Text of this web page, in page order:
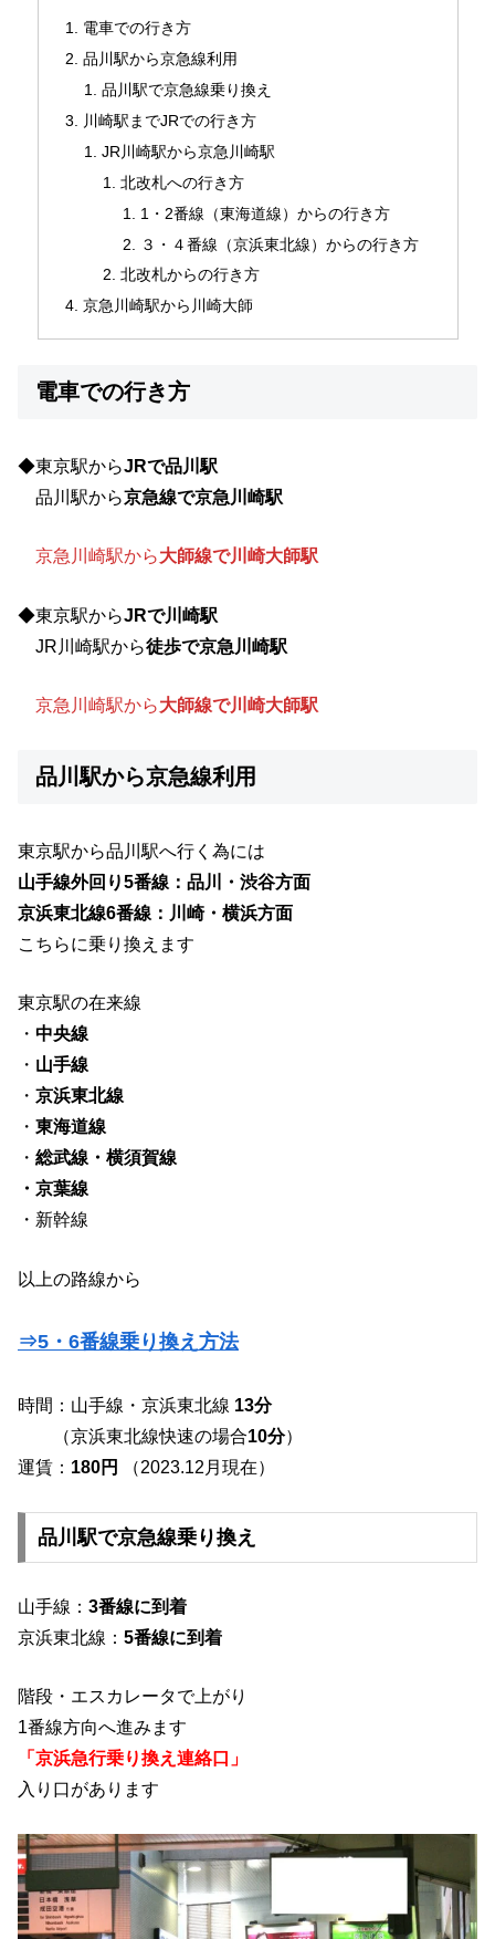
電車での行き方
品川駅から京急線利用
品川駅で京急線乗り換え
川崎駅までJRでの行き方
JR川崎駅から京急川崎駅
北改札への行き方
1・2番線（東海道線）からの行き方
３・４番線（京浜東北線）からの行き方
北改札からの行き方
京急川崎駅から川崎大師
電車での行き方
◆東京駅からJRで品川駅
品川駅から京急線で京急川崎駅
京急川崎駅から大師線で川崎大師駅
◆東京駅からJRで川崎駅
JR川崎駅から徒歩で京急川崎駅
京急川崎駅から大師線で川崎大師駅
品川駅から京急線利用
東京駅から品川駅へ行く為には
山手線外回り5番線：品川・渋谷方面
京浜東北線6番線：川崎・横浜方面
こちらに乗り換えます
東京駅の在来線
・ 中央線
・ 山手線
・ 京浜東北線
・ 東海道線
・ 総武線・横須賀線
・京葉線
・新幹線
以上の路線から
⇒5・6番線乗り換え方法
時間：山手線・京浜東北線 13分
（京浜東北線快速の場合10分）
運賃： 180円 （2023.12月現在）
品川駅で京急線乗り換え
山手線： 3番線に到着
京浜東北線： 5番線に到着
階段・エスカレータで上がり
1番線方向へ進みます
「京浜急行乗り換え連絡口」
入り口があります